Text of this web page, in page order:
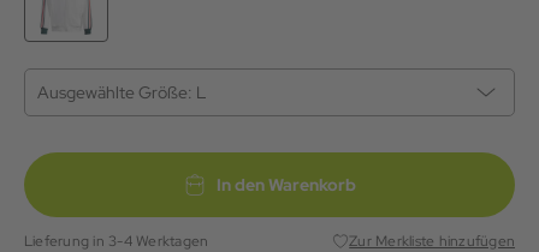
Ausgewählte Größe: L
In den Warenkorb
Lieferung in 3-4 Werktagen Zur Merkliste hinzufügen